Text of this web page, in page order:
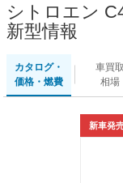
シトロエン
新型情報
カタログ・
価格・燃費
車買取
相場
新車発